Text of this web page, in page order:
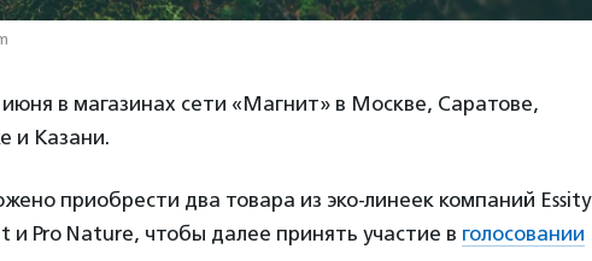
в магазинах сети «Магнит» в Москве, Саратове,
и Казани.
приобрести два товара из эко-линеек компаний Essity
и Pro Nature, чтобы далее принять участие в голосовании